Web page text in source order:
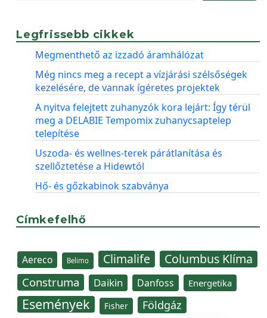
Legfrissebb cikkek
Megmenthető az izzadó áramhálózat
Még nincs meg a recept a vízjárási szélsőségek
kezelésére, de vannak ígéretes projektek
A nyitva felejtett zuhanyzók kora lejárt: Így térül
meg a DELABIE Tempomix zuhanycsaptelep
telepítése
Uszoda- és wellnes-terek párátlanítása és
szellőztetése a Hidewtól
Hő- és gőzkabinok szabványa
Címkefelhő
Aereco Belimo Climalife Columbus Klíma
Construma Daikin Danfoss Energetika
Események Fisher Földgáz